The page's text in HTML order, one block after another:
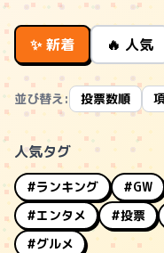
✨ 新着 🔥 人気
並び替え: 投票数順
人気タグ
#ランキング #GW
#エンタメ
#投票
#グルメ